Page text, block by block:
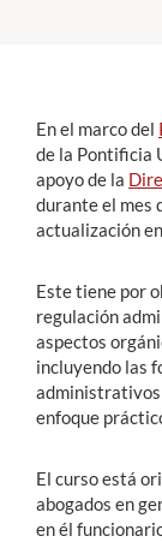
Académicos
Funcionarios
Alumni
English
En el marco del
de la Pontificia
apoyo de la
durante el mes
actualización
Este tiene por
regulación
aspectos
incluyendo las
administrativos
enfoque
El curso está
abogados en
en él